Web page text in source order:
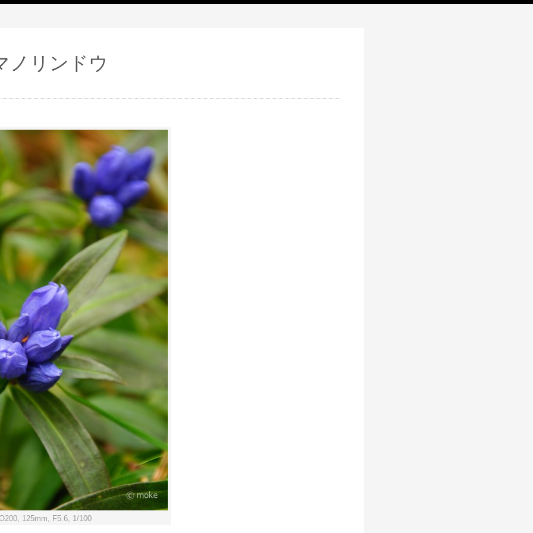
ノリンドウ
125mm, F5.6, 1/100